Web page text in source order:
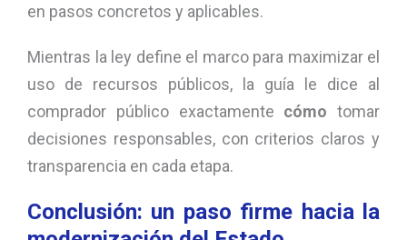
en pasos concretos y aplicables.
Mientras la ley define el marco para maximizar el
uso de recursos públicos, la guía le dice al
comprador público exactamente cómo tomar
decisiones responsables, con criterios claros y
transparencia en cada etapa.
Conclusión: un paso firme hacia la